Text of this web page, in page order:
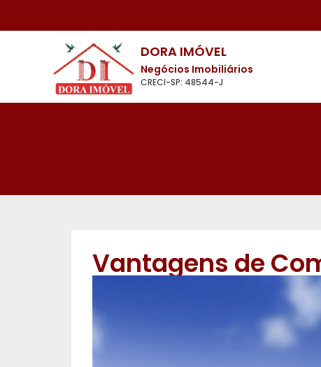
DORA IMÓVEL
Negócios Imobiliários
CRECI-SP: 48544-J
Vantagens de